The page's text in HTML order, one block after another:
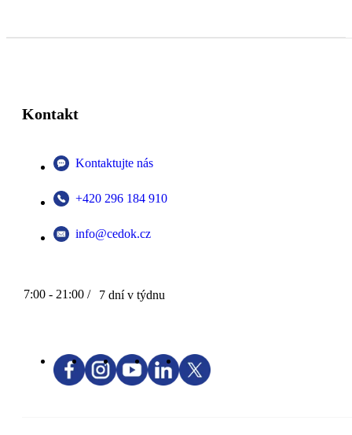
Kontakt
Kontaktujte nás
+420 296 184 910
info@cedok.cz
7:00 - 21:00 / 7 dní v týdnu